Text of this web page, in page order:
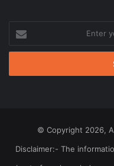
your
Email
© Copyright 2026,
Disclaimer:- The